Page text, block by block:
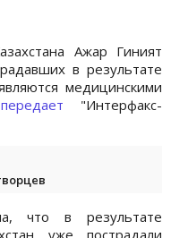
Ажар Гиният
в результате
медицинскими
передает "Интерфакс-
что в результате
уже пострадали